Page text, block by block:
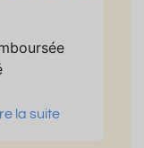
la suite